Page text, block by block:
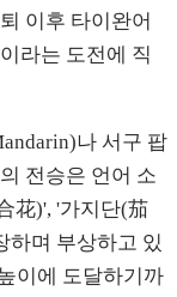
이후 타이완어
라는 도전에 직
나 서구 팝
전승은 언어 소
花)', '가지단(茄
하며 부상하고 있
이에 도달하기까